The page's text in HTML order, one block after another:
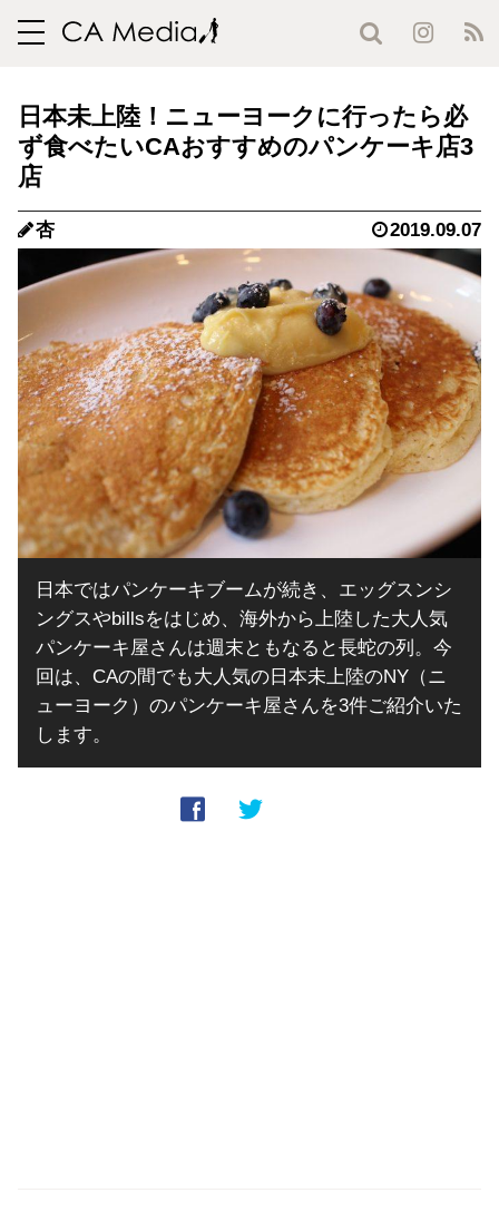
toggle
日本未上陸！ニューヨークに行ったら必
ず食べたいCAおすすめのパンケーキ店3
店
杏 2019.09.07
日本ではパンケーキブームが続き、エッグスンシ
ングスやbillsをはじめ、海外から上陸した大人気
パンケーキ屋さんは週末ともなると長蛇の列。今
回は、CAの間でも大人気の日本未上陸のNY（ニ
ューヨーク）のパンケーキ屋さんを3件ご紹介いた
します。